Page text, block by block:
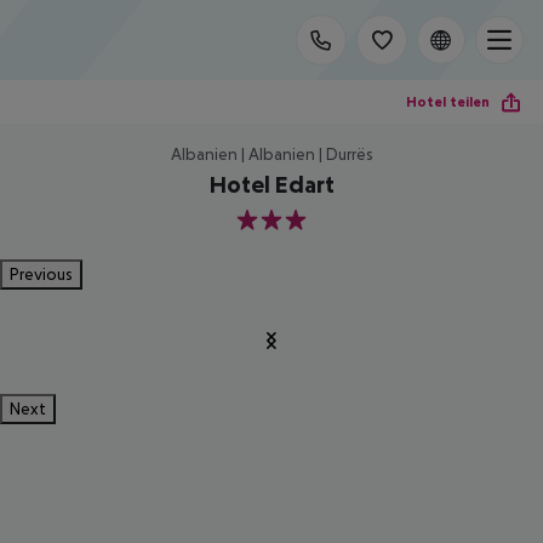
Hotel teilen
Albanien | Albanien | Durrës
Hotel Edart
3
Previous
Next